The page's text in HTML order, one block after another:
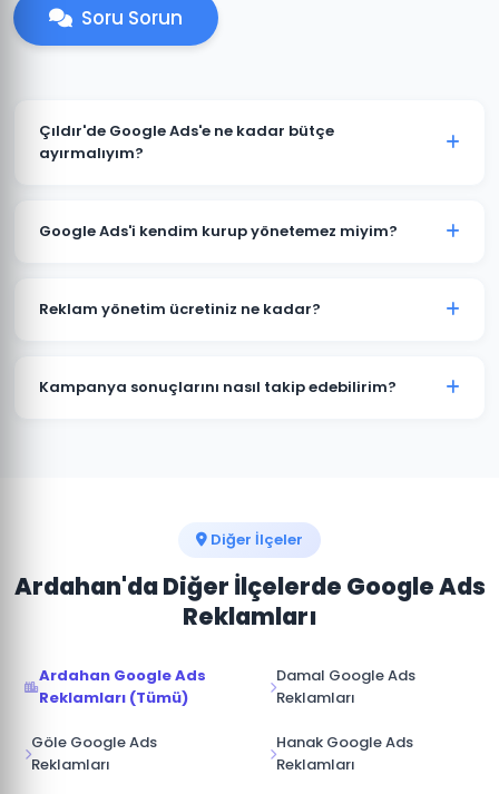
Soru Sorun
Çıldır'de Google Ads'e ne kadar bütçe
ayırmalıyım?
ile başlanabilir. Ancak anlamlı sonuçlar için 3.000-
Google Ads'i kendim kurup yönetemez miyim?
kampanyalar bütçenizi hızla tüketir. Çıldır'deki
artırmaktadır.
Reklam yönetim ücretiniz ne kadar?
%15-20'si arasında değişmektedir. Çıldır için minimum
Kampanya sonuçlarını nasıl takip edebilirim?
Diğer İlçeler
Ardahan'da Diğer İlçelerde Google Ads
Reklamları
Ardahan Google Ads
Reklamları (Tümü)
Damal Google Ads
Reklamları
Göle Google Ads
Reklamları
Hanak Google Ads
Reklamları